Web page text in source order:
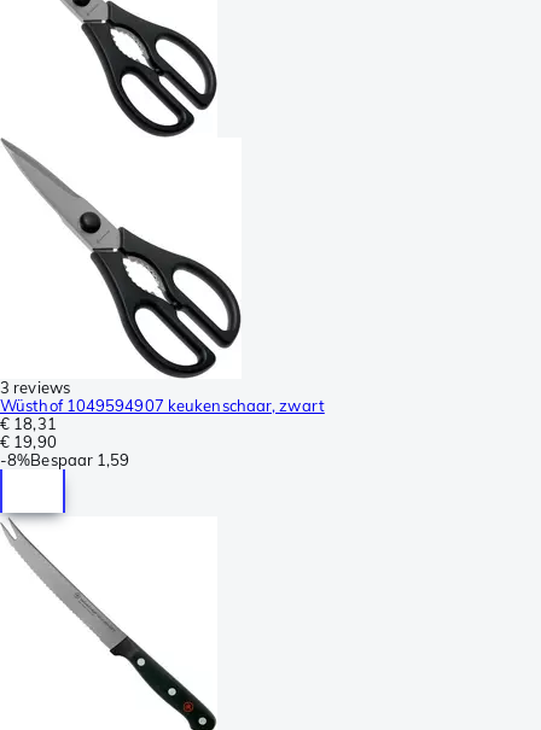
3 reviews
Wüsthof 1049594907 keukenschaar, zwart
€ 18,31
€ 19,90
-8%Bespaar 1,59